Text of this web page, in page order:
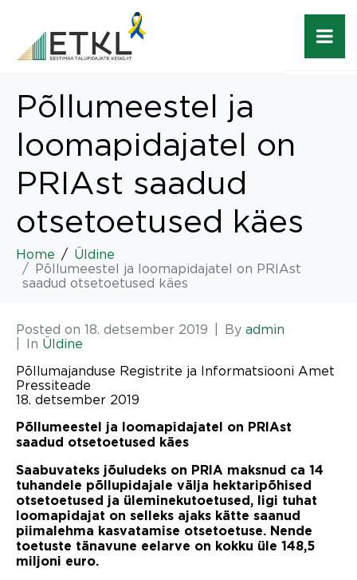
Põllumeestel ja
loomapidajatel on
PRIAst saadud
otsetoetused käes
Home
Üldine
Põllumeestel ja loomapidajatel on PRIAst
saadud otsetoetused käes
Posted on 18. detsember 2019 By admin
In Üldine
Põllumajanduse Registrite ja Informatsiooni Amet
Pressiteade
18. detsember 2019
Põllumeestel ja loomapidajatel on PRIAst
saadud otsetoetused käes
Saabuvateks jõuludeks on PRIA maksnud ca 14
tuhandele põllupidajale välja hektaripõhised
otsetoetused ja üleminekutoetused, ligi tuhat
loomapidajat on selleks ajaks kätte saanud
piimalehma kasvatamise otsetoetuse. Nende
toetuste tänavune eelarve on kokku üle 148,5
miljoni euro.